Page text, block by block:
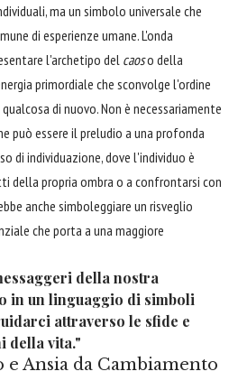
ma un simbolo universale che
di esperienze umane. L'onda
l'archetipo del caoso della
primordiale che sconvolge l'ordine
di nuovo. Non è necessariamente
può essere il preludio a una profonda
di individuazione, dove l'individuo è
della propria ombra o a confrontarsi con
anche simboleggiare un risveglio
che porta a una maggiore
della nostra
in un linguaggio di simboli
attraverso le sfide e
della vita."
e Ansia da Cambiamento